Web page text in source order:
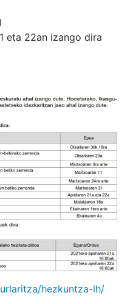
eta 22an izango dira
tza/hezkuntza-lh/